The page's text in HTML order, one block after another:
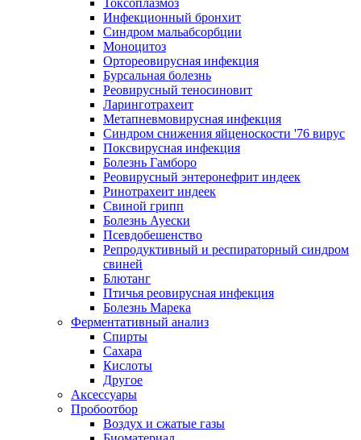
Токсоплазмоз
Инфекционный бронхит
Синдром мальабсорбции
Моноцитоз
Ортореовирусная инфекция
Бурсальная болезнь
Реовирусный теносиновит
Ларинготрахеит
Метапневмовирусная инфекция
Синдром снижения яйценоскости '76 вирус
Поксвирусная инфекция
Болезнь Гамборо
Реовирусный энтеронефрит индеек
Ринотрахеит индеек
Свиной грипп
Болезнь Ауески
Псевдобешенство
Репродуктивный и респираторный синдром
свиней
Блютанг
Птичья реовирусная инфекция
Болезнь Марека
Ферментативный анализ
Спирты
Сахара
Кислоты
Другое
Аксессуары
Пробоотбор
Воздух и сжатые газы